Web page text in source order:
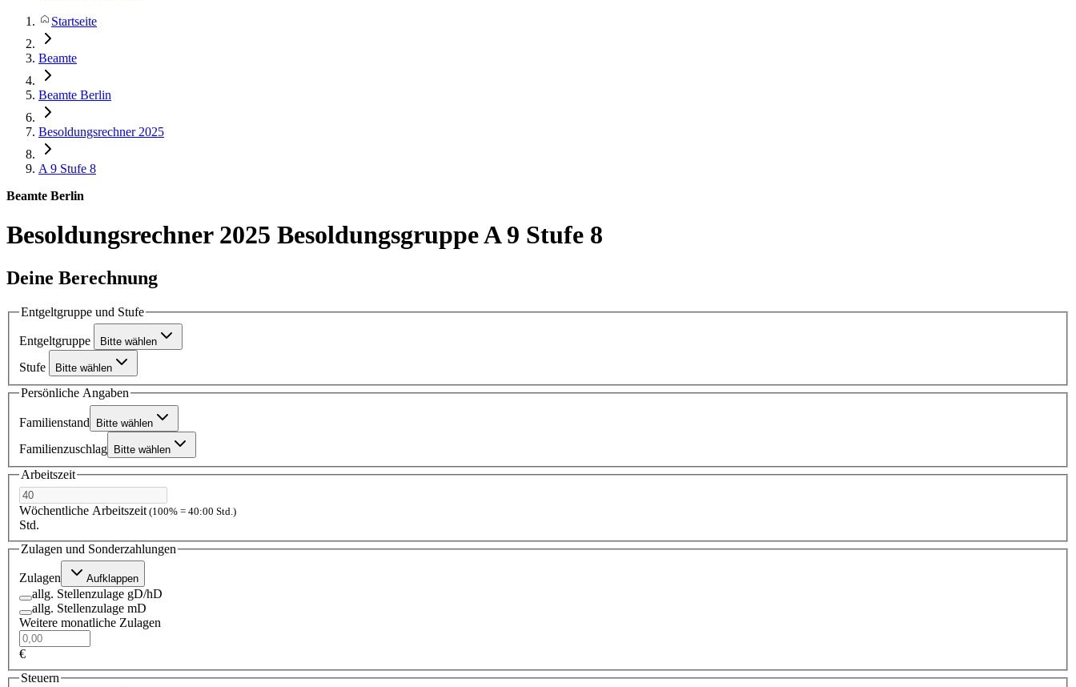
Startseite
Beamte
Beamte Berlin
Besoldungsrechner 2025
A 9 Stufe 8
Beamte Berlin
Besoldungsrechner 2025 Besoldungsgruppe A 9 Stufe 8
Deine Berechnung
Entgeltgruppe und Stufe
Entgeltgruppe Bitte wählen
Stufe Bitte wählen
Persönliche Angaben
Familienstand Bitte wählen
Familienzuschlag Bitte wählen
Arbeitszeit
Wöchentliche Arbeitszeit (100% = 40:00 Std.)
Std.
Zulagen und Sonderzahlungen
Zulagen Aufklappen
allg. Stellenzulage gD/hD
allg. Stellenzulage mD
Weitere monatliche Zulagen
€
Steuern